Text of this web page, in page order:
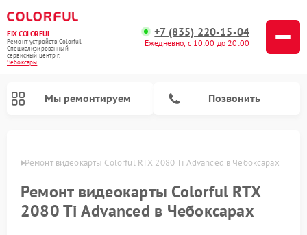
FIX-COLORFUL
Ремонт устройств Colorful
Специализированный
cервисный центр г.
Чебоксары
+7 (835) 220-15-04
Ежедневно, с 10:00 до 20:00
Мы ремонтируем Позвонить
Ремонт видеокарты Colorful RTX 2080 Ti Advanced в Чебоксарах
Ремонт видеокарты Colorful RTX
2080 Ti Advanced в Чебоксарах